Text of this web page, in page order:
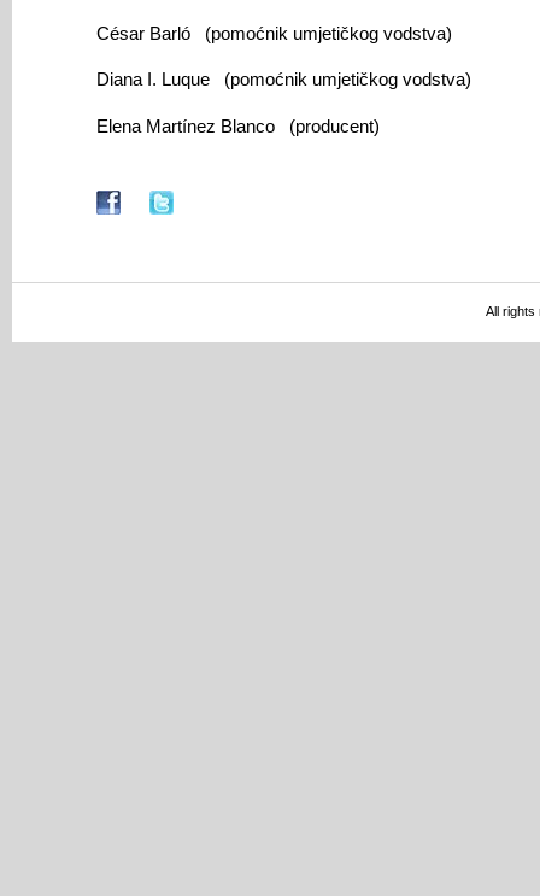
César Barló (pomoćnik umjetičkog vodstva)
Diana I. Luque (pomoćnik umjetičkog vodstva)
Elena Martínez Blanco (producent)
All rights